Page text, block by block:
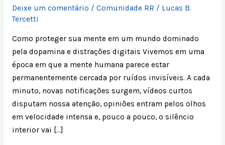
Deixe um comentário / Comunidade RR / Lucas B.
Tercetti
Como proteger sua mente em um mundo dominado
pela dopamina e distrações digitais Vivemos em uma
época em que a mente humana parece estar
permanentemente cercada por ruídos invisíveis. A cada
minuto, novas notificações surgem, vídeos curtos
disputam nossa atenção, opiniões entram pelos olhos
em velocidade intensa e, pouco a pouco, o silêncio
interior vai […]